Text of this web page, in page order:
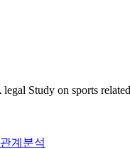
Study on sports
계분석